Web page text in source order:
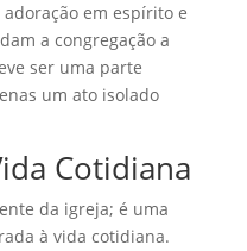
em espírito e
a congregação a
ser uma parte
um ato isolado
Cotidiana
da igreja; é uma
à vida cotidiana.